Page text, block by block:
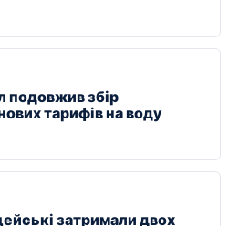
подовжив збір
тарифів на воду
затримали двох